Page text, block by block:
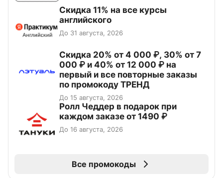
Скидка 11% на все курсы
английского
До 31 августа, 2026
Скидка 20% от 4 000 ₽, 30% от 7
000 ₽ и 40% от 12 000 ₽ на
первый и все повторные заказы
по промокоду ТРЕНД
До 15 августа, 2026
Ролл Чеддер в подарок при
каждом заказе от 1490 ₽
До 16 августа, 2026
Все промокоды